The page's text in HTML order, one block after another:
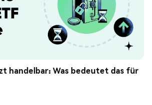
handelbar: Was bedeutet das für